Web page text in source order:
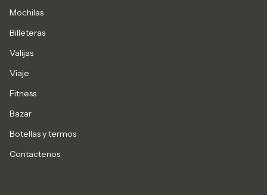
Mochilas
Billeteras
Valijas
Viaje
Fitness
Bazar
Botellas y termos
Contactenos